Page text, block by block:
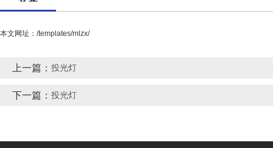
本文网址：/templates/mlzx/
上一篇： 投光灯
下一篇： 投光灯